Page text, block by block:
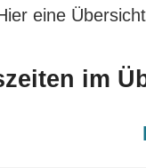
eine
im